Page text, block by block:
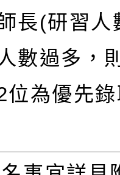
長(研習人
數過多，
位為優先